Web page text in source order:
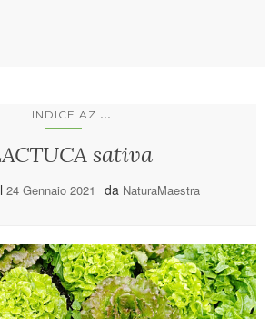
INDICE AZ ...
sativa
24 Gennaio 2021 da NaturaMaestra